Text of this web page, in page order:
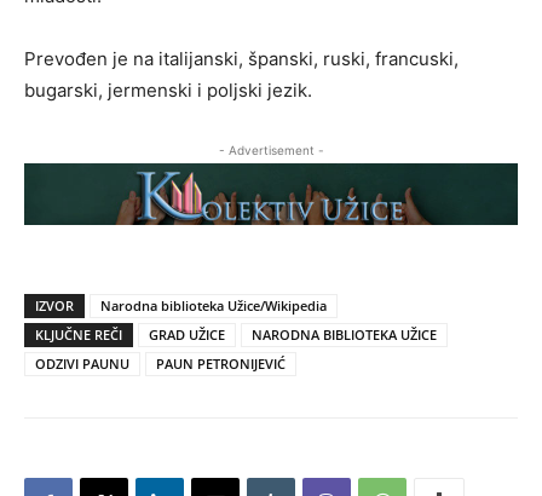
Prevođen je na italijanski, španski, ruski, francuski,
bugarski, jermenski i poljski jezik.
- Advertisement -
IZVOR
Narodna biblioteka Užice/Wikipedia
KLJUČNE REČI
GRAD UŽICE
NARODNA BIBLIOTEKA UŽICE
ODZIVI PAUNU
PAUN PETRONIJEVIĆ